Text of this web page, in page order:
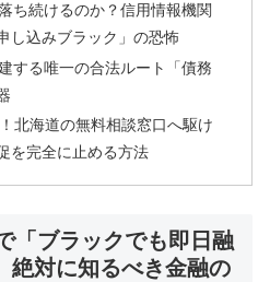
ち続けるのか？信用情報機関
し込みブラック」の恐怖
する唯一の合法ルート「債務
北海道の無料相談窓口へ駆け
を完全に止める方法
「ブラックでも即日融
絶対に知るべき金融の